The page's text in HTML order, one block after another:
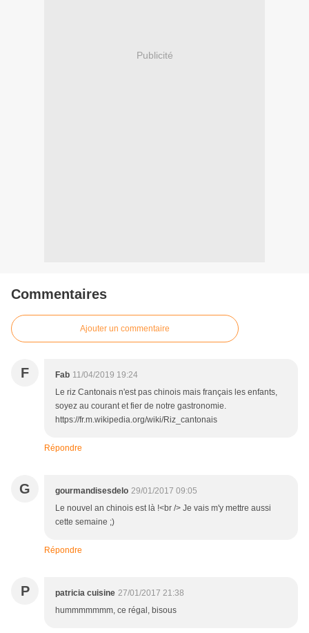
Publicité
Commentaires
Ajouter un commentaire
F Fab 11/04/2019 19:24
Le riz Cantonais n'est pas chinois mais français les enfants,
soyez au courant et fier de notre gastronomie.
https://fr.m.wikipedia.org/wiki/Riz_cantonais
Répondre
G gourmandisesdelo 29/01/2017 09:05
Le nouvel an chinois est là !<br /> Je vais m'y mettre aussi
cette semaine ;)
Répondre
P patricia cuisine 27/01/2017 21:38
hummmmmmm, ce régal, bisous